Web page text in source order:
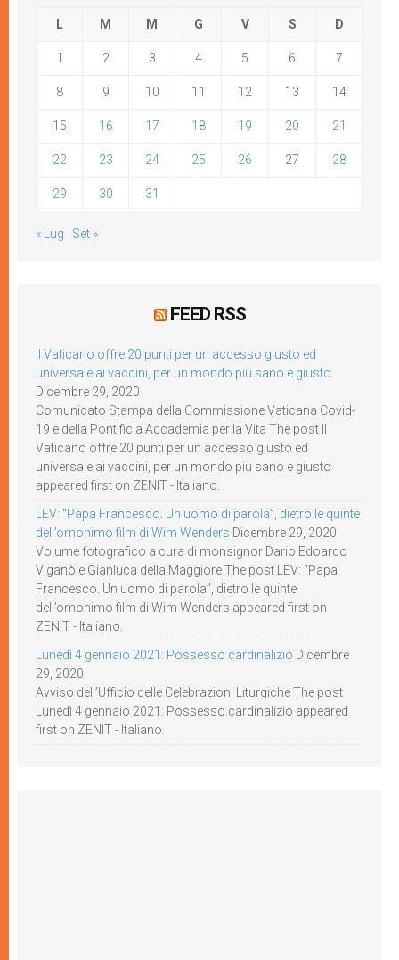
L M M G V S D
1 2 3 4 5 6 7
8 9 10 11 12 13 14
15 16 17 18 19 20 21
22 23 24 25 26 27 28
29 30 31
« Lug Set »
FEED RSS
Il Vaticano offre 20 punti per un accesso giusto ed
universale ai vaccini, per un mondo più sano e giusto
Dicembre 29, 2020
Comunicato Stampa della Commissione Vaticana Covid-
19 e della Pontificia Accademia per la Vita The post Il
Vaticano offre 20 punti per un accesso giusto ed
universale ai vaccini, per un mondo più sano e giusto
appeared first on ZENIT - Italiano.
LEV: “Papa Francesco. Un uomo di parola”, dietro le quinte
dell’omonimo film di Wim Wenders Dicembre 29, 2020
Volume fotografico a cura di monsignor Dario Edoardo
Viganò e Gianluca della Maggiore The post LEV: “Papa
Francesco. Un uomo di parola”, dietro le quinte
dell’omonimo film di Wim Wenders appeared first on
ZENIT - Italiano.
Lunedì 4 gennaio 2021: Possesso cardinalizio Dicembre
29, 2020
Avviso dell’Ufficio delle Celebrazioni Liturgiche The post
Lunedì 4 gennaio 2021: Possesso cardinalizio appeared
first on ZENIT - Italiano.